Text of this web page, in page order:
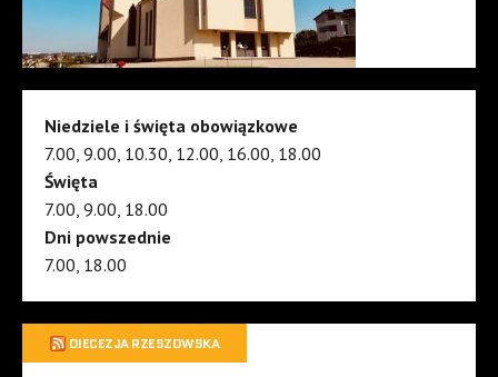
Niedziele i święta obowiązkowe
7.00, 9.00, 10.30, 12.00, 16.00, 18.00
Święta
7.00, 9.00, 18.00
Dni powszednie
7.00, 18.00
DIECEZJA RZESZOWSKA